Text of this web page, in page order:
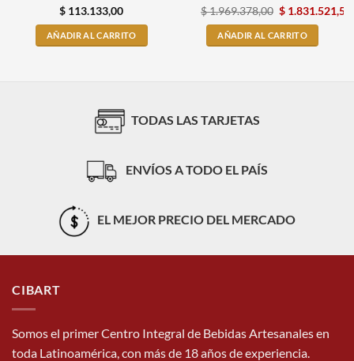
$ 113.133,00
AÑADIR AL CARRITO
$1.969.378,00 $ 1.831.521,54
AÑADIR AL CARRITO
TODAS LAS TARJETAS
ENVÍOS A TODO EL PAÍS
EL MEJOR PRECIO DEL MERCADO
CIBART
Somos el primer Centro Integral de Bebidas Artesanales en
toda Latinoamérica, con más de 18 años de experiencia.